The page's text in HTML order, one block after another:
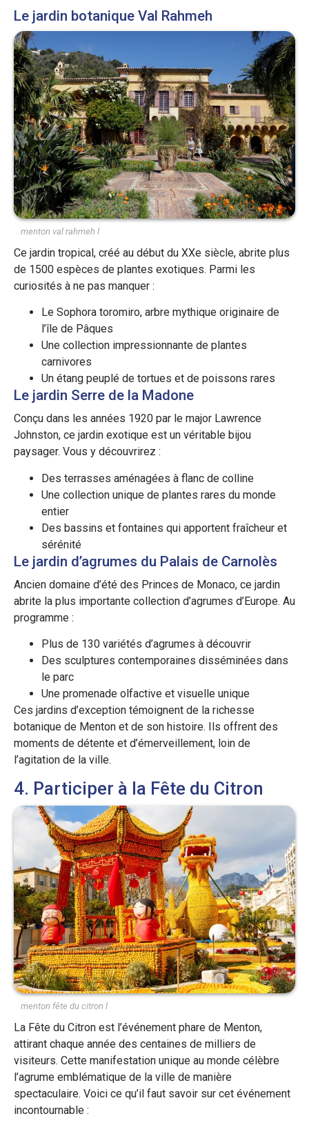
Le jardin botanique Val Rahmeh
menton val rahmeh l
Ce jardin tropical, créé au début du XXe siècle, abrite plus
de 1500 espèces de plantes exotiques. Parmi les
curiosités à ne pas manquer :
Le Sophora toromiro, arbre mythique originaire de
l’île de Pâques
Une collection impressionnante de plantes
carnivores
Un étang peuplé de tortues et de poissons rares
Le jardin Serre de la Madone
Conçu dans les années 1920 par le major Lawrence
Johnston, ce jardin exotique est un véritable bijou
paysager. Vous y découvrirez :
Des terrasses aménagées à flanc de colline
Une collection unique de plantes rares du monde
entier
Des bassins et fontaines qui apportent fraîcheur et
sérénité
Le jardin d’agrumes du Palais de Carnolès
Ancien domaine d’été des Princes de Monaco, ce jardin
abrite la plus importante collection d’agrumes d’Europe. Au
programme :
Plus de 130 variétés d’agrumes à découvrir
Des sculptures contemporaines disséminées dans
le parc
Une promenade olfactive et visuelle unique
Ces jardins d’exception témoignent de la richesse
botanique de Menton et de son histoire. Ils offrent des
moments de détente et d’émerveillement, loin de
l’agitation de la ville.
4. Participer à la Fête du Citron
menton fête du citron l
La Fête du Citron est l’événement phare de Menton,
attirant chaque année des centaines de milliers de
visiteurs. Cette manifestation unique au monde célèbre
l’agrume emblématique de la ville de manière
spectaculaire. Voici ce qu’il faut savoir sur cet événement
incontournable :